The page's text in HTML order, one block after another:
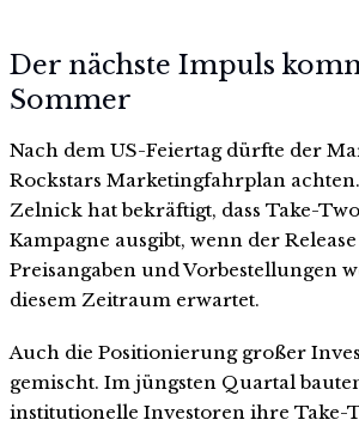
Der nächste Impuls
Sommer
Nach dem US-Feiertag dürfte der
Rockstars Marketingfahrplan achten.
Zelnick hat bekräftigt, dass Take-
Kampagne ausgibt, wenn der
Preisangaben und Vorbestellungen
diesem Zeitraum erwartet.
Auch die Positionierung großer
gemischt. Im jüngsten Quartal
institutionelle Investoren ihre Take-